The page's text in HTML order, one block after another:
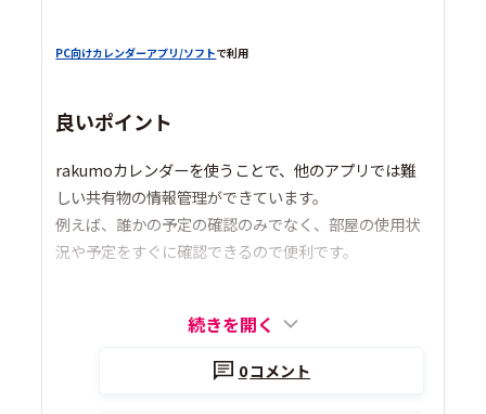
PC向けカレンダーアプリ/ソフトで利用
良いポイント
rakumoカレンダーを使うことで、他のアプリでは難
しい共有物の情報管理ができています。
例えば、誰かの予定の確認のみでなく、部屋の使用状
況や予定をすぐに確認できるので便利です。
続きを開く
0コメント